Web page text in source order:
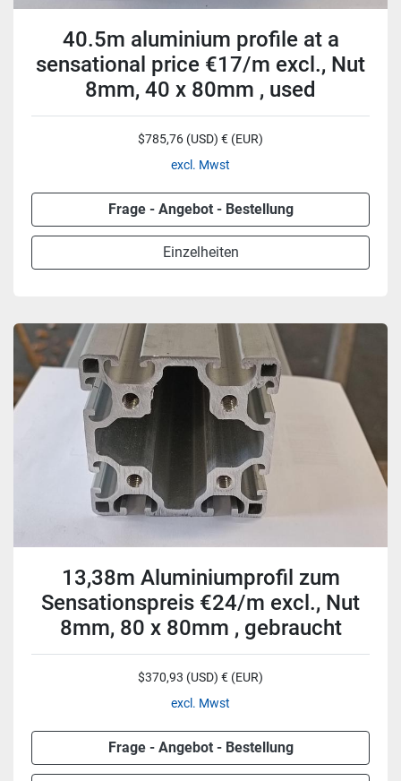
40.5m aluminium profile at a
sensational price €17/m excl., Nut
8mm, 40 x 80mm , used
$785,76 (USD) € (EUR)
excl. Mwst
Frage - Angebot - Bestellung
Einzelheiten
13,38m Aluminiumprofil zum
Sensationspreis €24/m excl., Nut
8mm, 80 x 80mm , gebraucht
$370,93 (USD) € (EUR)
excl. Mwst
Frage - Angebot - Bestellung